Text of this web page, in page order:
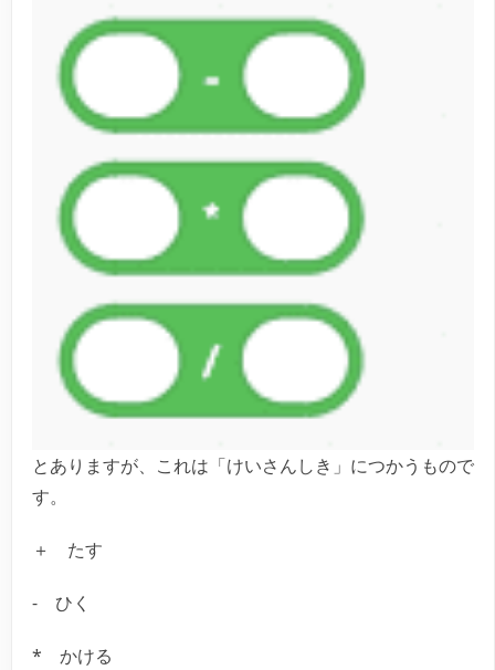
とありますが、これは「けいさんしき」につかうもので
す。
＋ たす
- ひく
* かける